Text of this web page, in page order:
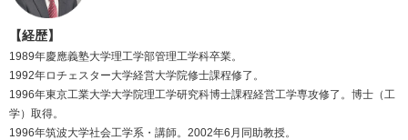
【経歴】
1989年慶應義塾大学理工学部管理工学科卒業。
1992年ロチェスター大学経営大学院修士課程修了。
1996年東京工業大学大学院理工学研究科博士課程経営工学専攻修了。博士（工
学）取得。
1996年筑波大学社会工学系・講師。2002年6月同助教授。